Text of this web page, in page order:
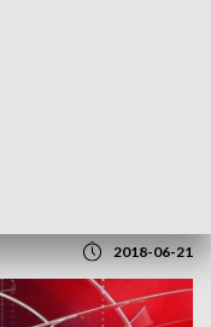
2018-06-21